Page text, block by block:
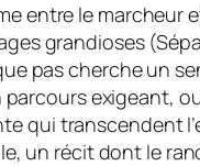
entre le marcheur
grandioses
pas cherche un
exigeant,
qui transcendent
un récit dont le